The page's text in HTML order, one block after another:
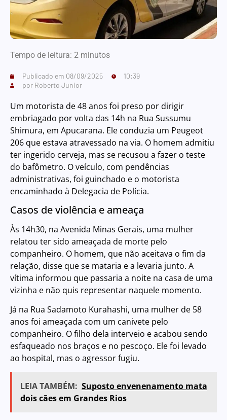
Tempo de leitura: 2 minutos
Publicado em 08/09/2025
10:39
por Roberto Junior
Um motorista de 48 anos foi preso por dirigir
embriagado por volta das 14h na Rua Sussumu
Shimura, em Apucarana. Ele conduzia um Peugeot
206 que estava atravessado na via. O homem admitiu
ter ingerido cerveja, mas se recusou a fazer o teste
do bafômetro. O veículo, com pendências
administrativas, foi guinchado e o motorista
encaminhado à Delegacia de Polícia.
Casos de violência e ameaça
Às 14h30, na Avenida Minas Gerais, uma mulher
relatou ter sido ameaçada de morte pelo
companheiro. O homem, que não aceitava o fim da
relação, disse que se mataria e a levaria junto. A
vítima informou que passaria a noite na casa de uma
vizinha e não quis representar naquele momento.
Já na Rua Sadamoto Kurahashi, uma mulher de 58
anos foi ameaçada com um canivete pelo
companheiro. O filho dela interveio e acabou sendo
esfaqueado nos braços e no pescoço. Ele foi levado
ao hospital, mas o agressor fugiu.
LEIA TAMBÉM: Suposto envenenamento mata
dois cães em Grandes Rios